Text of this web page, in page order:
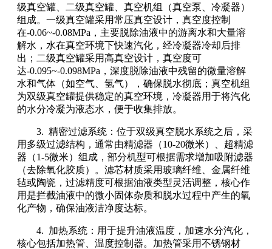
级真空罐、二级真空罐、真空机组（真空泵、冷凝器）
组成。一级真空罐采用常压真空设计，真空度控制
在-0.06~-0.08MPa，主要脱除油液中的游离水和大量溶
解水，水在真空环境下快速汽化，经冷凝器冷却后排
出；二级真空罐采用高真空设计，真空度可
达-0.095~-0.098MPa，深度脱除油液中残留的微量溶解
水和气体（如空气、氢气），确保脱水彻底；真空机组
为双级真空罐提供稳定的真空环境，冷凝器用于将汽化
的水分冷凝为液态水，便于收集排放。
3. 精密过滤系统：位于双级真空脱水系统之后，采
用多级过滤结构，通常由精滤器（10-20微米）、超精滤
器（1-5微米）组成，部分机型可根据需求增加吸附滤器
（去除氧化胶质）。滤芯材质采用玻璃纤维、金属纤维
毡或陶瓷，过滤精度可根据油液类型灵活调整，核心作
用是拦截油液中的微小固体杂质和脱水过程中产生的氧
化产物，确保油液洁净度达标。
4. 加热系统：用于提升油液温度，加速水分汽化，
核心包括加热管、温度控制器。加热管采用不锈钢材